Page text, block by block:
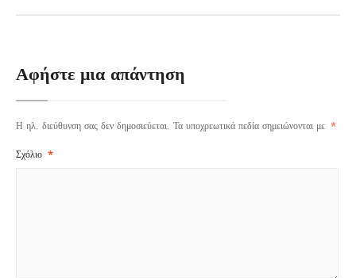
Αφήστε μια απάντηση
Η ηλ. διεύθυνση σας δεν δημοσιεύεται. Τα υποχρεωτικά πεδία σημειώνονται με *
Σχόλιο *